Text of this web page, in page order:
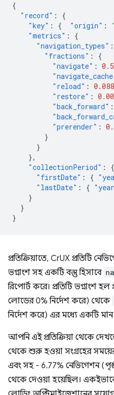
{
"record" :
{
"key" : { "origin" :
"metrics" :
{
"navigation_types" :
"fractions" :
{
"navigate" :
"reload" :
"restore" :
"back_forward" :
"prerender" :
}
}
},
"collectionPeriod" :
{
"firstDate" : {
"lastDate" : {
}
}
}
প্রতিক্রিয়াতে, CrUX প্রতিটি
ভগ্নাংশ সহ একটি বস্তু হিসাবে
রিপোর্ট করে। প্রতিটি ভগ্নাংশ হল
লোডের 0% নির্দেশ করে) থেকে
নির্দেশ করে) এর মধ্যে একটি
আপনি এই প্রতিক্রিয়া থেকে
থেকে শুরু হওয়া সংগ্রহের সময়ের
এবং সহ - 6.77% নেভিগেশন
থেকে দেওয়া হয়েছিল।